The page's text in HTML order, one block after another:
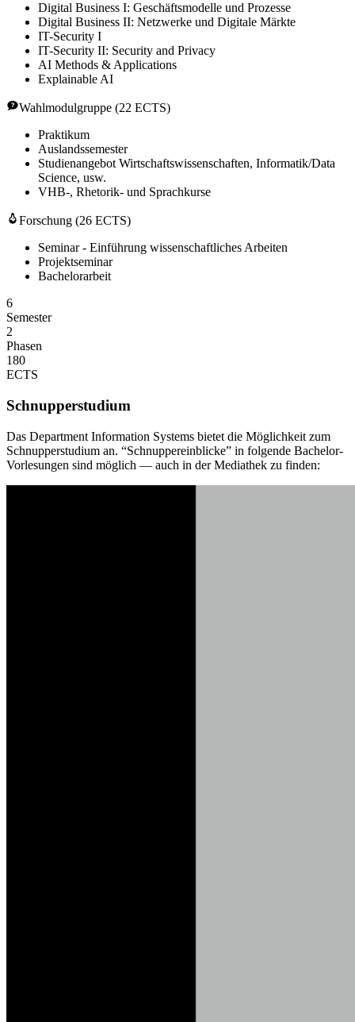
Digital Business I: Geschäftsmodelle und Prozesse
Digital Business II: Netzwerke und Digitale Märkte
IT-Security I
IT-Security II: Security and Privacy
AI Methods & Applications
Explainable AI
Wahlmodulgruppe (22 ECTS)
Praktikum
Auslandssemester
Studienangebot Wirtschaftswissenschaften, Informatik/Data
Science, usw.
VHB-, Rhetorik- und Sprachkurse
Forschung (26 ECTS)
Seminar - Einführung wissenschaftliches Arbeiten
Projektseminar
Bachelorarbeit
6
Semester
2
Phasen
180
ECTS
Schnupperstudium
Das Department Information Systems bietet die Möglichkeit zum
Schnupperstudium an. “Schnuppereinblicke” in folgende Bachelor-
Vorlesungen sind möglich — auch in der Mediathek zu finden: